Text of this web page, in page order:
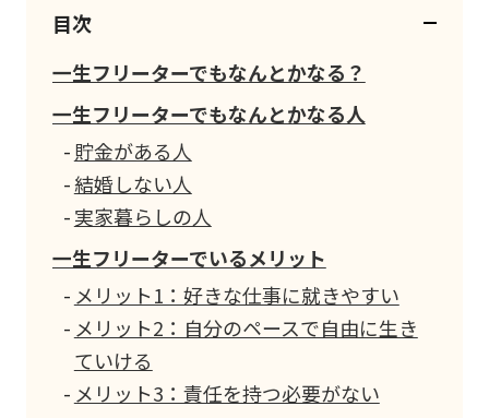
目次
一生フリーターでもなんとかなる？
一生フリーターでもなんとかなる人
貯金がある人
結婚しない人
実家暮らしの人
一生フリーターでいるメリット
メリット1：好きな仕事に就きやすい
メリット2：自分のペースで自由に生き
ていける
メリット3：責任を持つ必要がない